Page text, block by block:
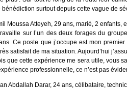
bénédiction surtout depuis cette vague de
Moussa Atteyeh, 29 ans, marié, 2 enfants,
sur l’un des deux forages du
Ce poste que j’occupe est mon
satisfait de ma situation. Aujourd’hui
que cette expérience me sera utile, vous
professionnelle, ce n’est pas
Abdallah Darar, 24 ans, célibataire,